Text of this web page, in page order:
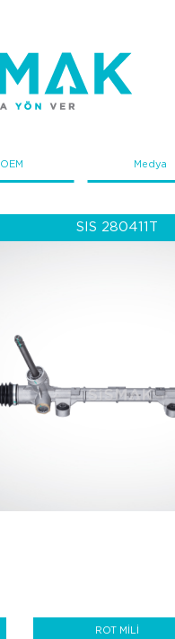
OEM Medya
SIS 280411T
ROT MİLİ